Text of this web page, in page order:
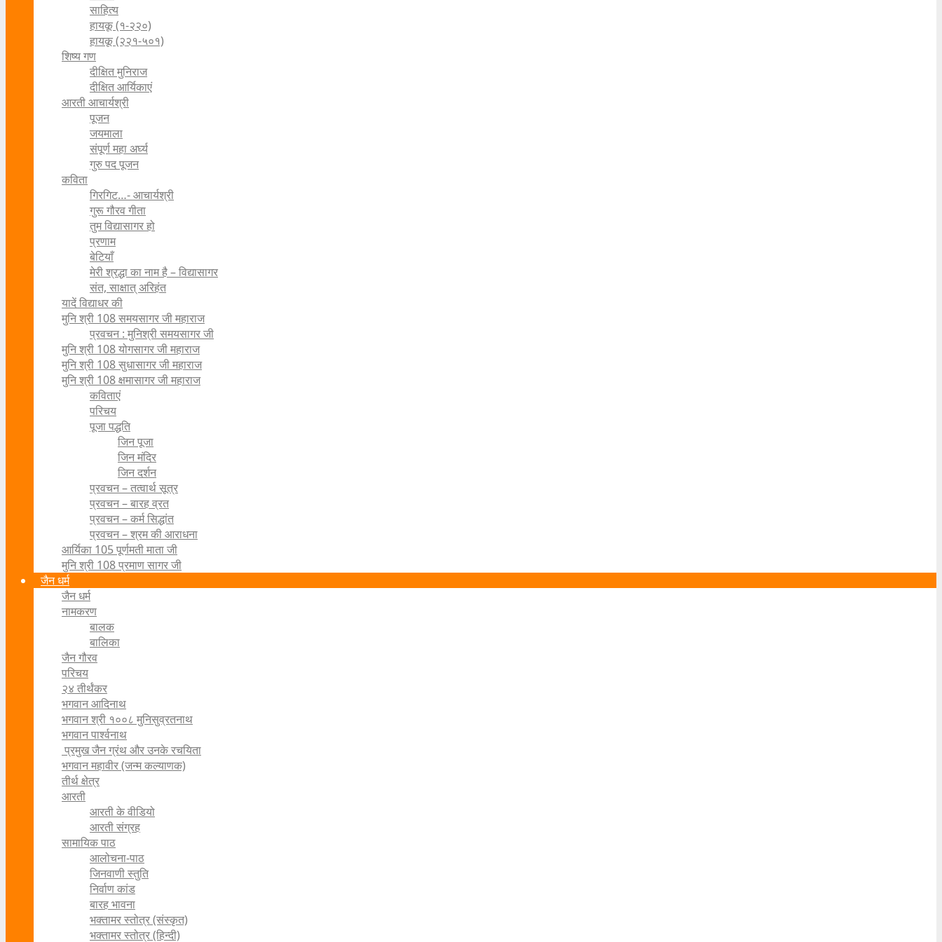
साहित्य
हायकू (१‍-२२०)
हायकू (२२१-५०१)
शिष्य गण
दीक्षित मुनिराज
दीक्षित आर्यिकाएं
आरती आचार्यश्री
पूजन
जयमाला
संपूर्ण महा अर्घ्य
गुरु पद पूजन
कविता
गिरगिट…- आचार्यश्री
गुरू गौरव गीता
तुम विद्यासागर हो
प्रणाम
बेटियाँ
मेरी श्रद्धा का नाम है – विद्यासागर
संत, साक्षात् अरिहंत
यादें विद्याधर की
मुनि श्री 108 समयसागर जी महाराज
प्रवचन : मुनिश्री समयसागर जी
मुनि श्री 108 योगसागर जी महाराज
मुनि श्री 108 सुधासागर जी महाराज
मुनि श्री 108 क्षमासागर जी महाराज
कविताएं
परिचय
पूजा पद्धति
जिन पूजा
जिन मंदिर
जिन दर्शन
प्रवचन – तत्वार्थ सूत्र
प्रवचन – बारह व्रत
प्रवचन – कर्म सिद्धांत
प्रवचन – श्रम की आराधना
आर्यिका 105 पूर्णमती माता जी
मुनि श्री 108 प्रमाण सागर जी
जैन धर्म
जैन धर्म
नामकरण
बालक
बालिका
जैन गौरव
परिचय
२४ तीर्थंकर
भगवान आदिनाथ
भगवान श्री १००८ मुनिसुव्रतनाथ
भगवान पार्श्वनाथ
प्रमुख जैन ग्रंथ और उनके रचयिता
भगवान महावीर (जन्म कल्याणक)
तीर्थ क्षेत्र
आरती
आरती के वीडियो
आरती संग्रह
सामायिक पाठ
आलोचना-पाठ
जिनवाणी स्तुति
निर्वाण कांड
बारह भावना
भक्तामर स्तोत्र (संस्कृत)
भक्तामर स्तोत्र (हिन्दी)